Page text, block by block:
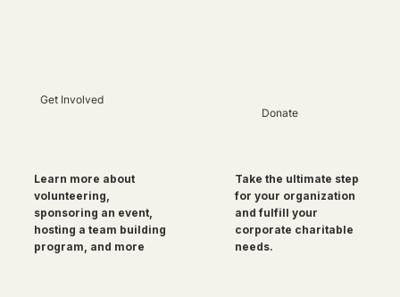
Get Involved
Learn more about
volunteering,
sponsoring an event,
hosting a team building
program, and more
Donate
Take the ultimate step
for your organization
and fulfill your
corporate charitable
needs.